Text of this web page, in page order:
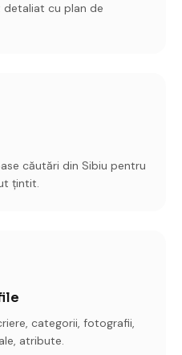
cu plan de
căutări din Sibiu pentru
țintit.
categorii, fotografii,
atribute.